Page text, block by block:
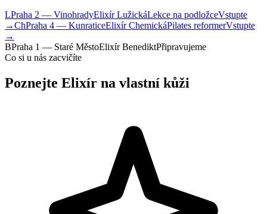
LPraha 2 — VinohradyElixír LužickáLekce na podložceVstupte
→ChPraha 4 — KunraticeElixír ChemickáPilates reformerVstupte
→
BPraha 1 — Staré MěstoElixír BenediktPřipravujeme
Co si u nás zacvičíte
Poznejte Elixír na vlastní kůži